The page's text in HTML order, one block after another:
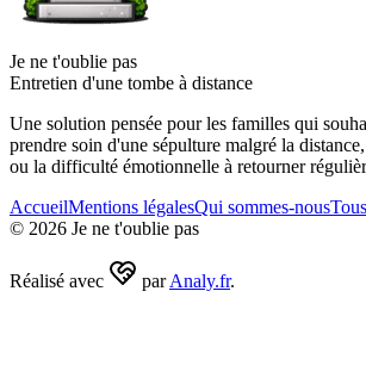
Je ne t'oublie pas
Entretien d'une tombe à distance
Une solution pensée pour les familles qui
prendre soin d'une sépulture malgré la
ou la difficulté émotionnelle à retourner
AccueilMentions légalesQui sommes-nous
© 2026 Je ne t'oublie pas
Réalisé avec par Analy.fr.